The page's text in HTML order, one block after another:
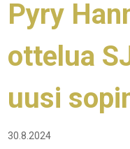
Pyry
ottelua
uusi
30.8.2024